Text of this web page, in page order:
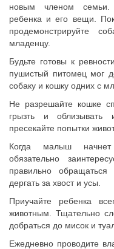
новым членом семьи.
ребенка и его вещи.
продемонстрируйте
младенцу.
Будьте готовы к
пушистый питомец мог
собаку и кошку одних с
Не разрешайте кошке
грызть и
пресекайте попытки
Когда малыш начнет
обязательно
правильно
дергать за хвост и усы.
Приучайте ребенка
животным. Тщательно
добраться до мисок и
Ежедневно проводите